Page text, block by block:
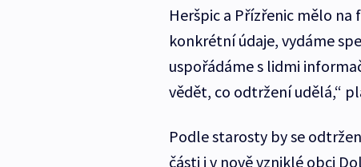
Heršpic a Přízřenic mělo
konkrétní údaje, vydáme
uspořádáme s lidmi
vědět, co odtržení udělá,“
Podle starosty by se
části i v nově vzniklé obci